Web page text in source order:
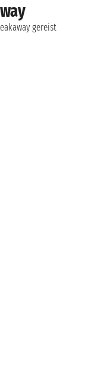
gereist